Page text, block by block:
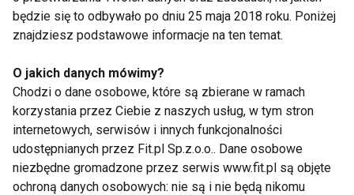
niż z niego zejść, a z wierzchołka widać wyłącznie
kolejne Góry do zdobycia...
www.fit.pl
KSIĄŻKA MARTYNA WOJCIECHOWSKA
PRZESUNĄĆ HORYZONT FIT LIGHT
będzie się to odbywało po dniu 25 maja 2018 roku. Poniżej
znajdziesz podstawowe informacje na ten temat.
O jakich danych mówimy?
Chodzi o dane osobowe, które są zbierane w ramach
korzystania przez Ciebie z naszych usług, w tym stron
internetowych, serwisów i innych funkcjonalności
udostępnianych przez Fit.pl Sp.z.o.o.. Dane osobowe
niezbędne gromadzone przez serwis www.fit.pl są objęte
ochroną danych osobowych: nie są i nie będą nikomu